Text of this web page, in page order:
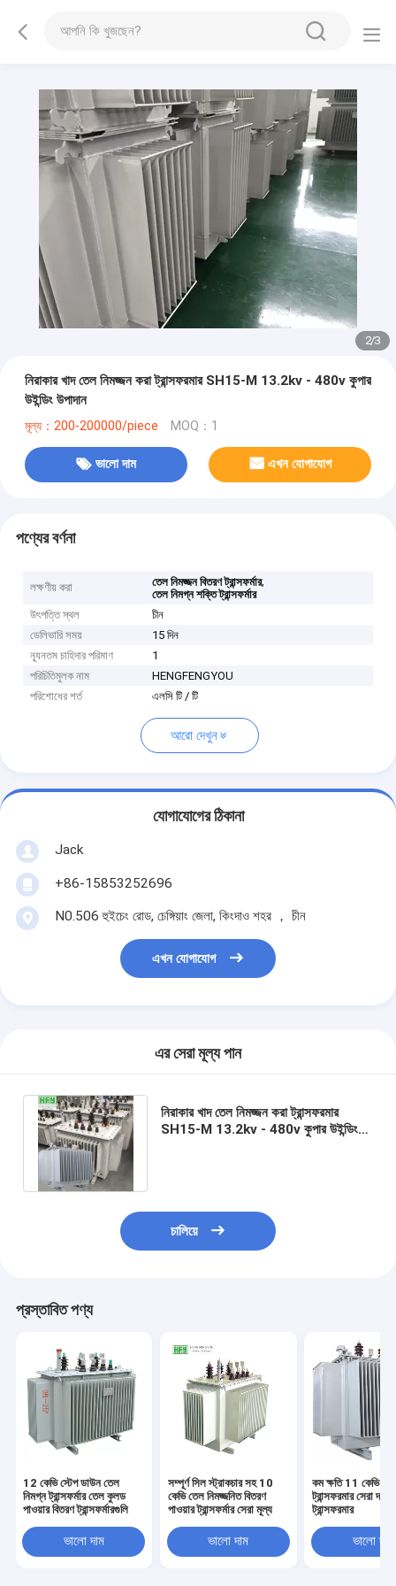
2/3
নিরাকার খাদ তেল নিমজ্জন করা ট্রান্সফরমার SH15-M 13.2kv - 480v কুপার
উইন্ডিং উপাদান
মূল্য：200-200000/piece MOQ：1
ভালো দাম এখন যোগাযোগ
পণ্যের বর্ণনা
লক্ষণীয় করা তেল নিমজ্জন বিতরণ ট্রান্সফর্মার,
তেল নিমগ্ন শক্তি ট্রান্সফর্মার
উৎপত্তি স্থল
চীন
ডেলিভারি সময়
15 দিন
ন্যূনতম চাহিদার পরিমাণ
1
পরিচিতিমুলক নাম
HENGFENGYOU
পরিশোধের শর্ত
এলসি টি / টি
আরো দেখুন
যোগাযোগের ঠিকানা
Jack
+86-15853252696
N0.506 হুইচেং রোড, চেঙ্গিয়াং জেলা, কিংদাও শহর ， চীন
এখন যোগাযোগ
এর সেরা মূল্য পান
নিরাকার খাদ তেল নিমজ্জন করা ট্রান্সফরমার
SH15-M 13.2kv - 480v কুপার উইন্ডিং
চালিয়ে
প্রস্তাবিত পণ্য
12 কেভি স্টেপ ডাউন তেল
নিমগ্ন ট্রান্সফর্মার তেল কুলড
পাওয়ার বিতরণ ট্রান্সফর্মারগুলি
ভালো দাম
সম্পূর্ণ সিল স্ট্রাকচার সহ 10
কেভি তেল নিমজ্জনিত বিতরণ
পাওয়ার ট্রান্সফর্মার সেরা মূল্য
ভালো দাম
কম ক্ষতি 11 কেভি
ট্রান্সফরমার সেরা দাম
ট্রান্সফরমার
ভালো দাম